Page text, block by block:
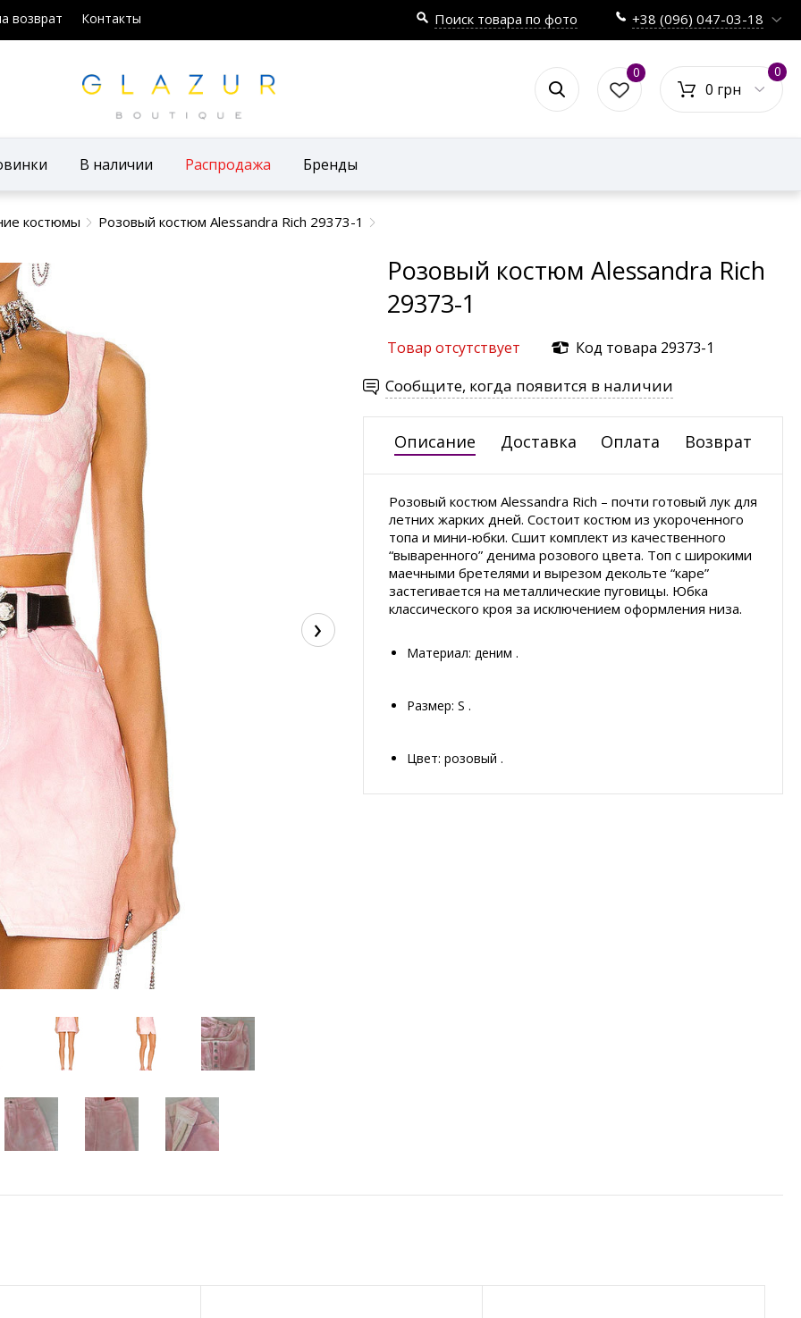
возврат Контакты Поиск товара по фото +38 (096) 047-03-18
В наличии Распродажа Бренды
0
0 грн
0
костюмы Розовый костюм Alessandra Rich 29373-1
›
Розовый костюм Alessandra Rich
29373-1
Товар отсутствует Код товара 29373-1
Сообщите, когда появится в наличии
Описание Доставка Оплата Возврат
Розовый костюм Alessandra Rich – почти готовый лук для
летних жарких дней. Состоит костюм из укороченного
топа и мини-юбки. Сшит комплект из качественного
“вываренного” денима розового цвета. Топ с широкими
маечными бретелями и вырезом декольте “каре”
застегивается на металлические пуговицы. Юбка
классического кроя за исключением оформления низа.
Материал: деним .
Размер: S .
Цвет: розовый .